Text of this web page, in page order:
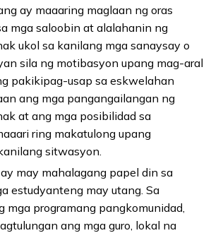
ay maaaring maglaan ng oras
mga saloobin at alalahanin ng
ukol sa kanilang mga sanaysay o
sila ng motibasyon upang mag-aral
pakikipag-usap sa eskwelahan
ang mga pangangailangan ng
at ang mga posibilidad sa
ring makatulong upang
sitwasyon.
may mahalagang papel din sa
estudyanteng may utang. Sa
mga programang pangkomunidad,
ang mga guro, lokal na